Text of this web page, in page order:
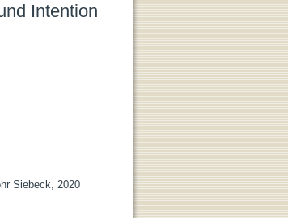
Intention
Siebeck, 2020